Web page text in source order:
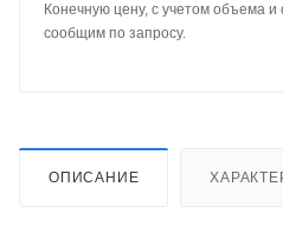
Конечную цену, с учетом объема и
сообщим по запросу.
ОПИСАНИЕ